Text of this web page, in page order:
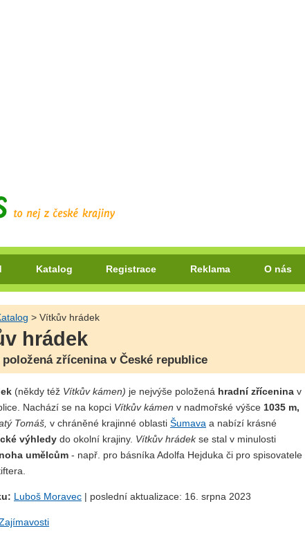
Katalog Registrace Reklama O nás
> Vítkův hrádek
hrádek
položená zřícenina v České republice
(někdy též Vítkův kámen) je nejvýše položená hradní zřícenina v
Nachází se na kopci Vítkův kámen v nadmořské výšce 1035 m,
Tomáš, v chráněné krajinné oblasti Šumava a nabízí krásné
výhledy do okolní krajiny. Vítkův hrádekse stal v minulosti
umělcům - např. pro básníka Adolfa Hejduka či pro spisovatele
Luboš Moravec | poslední aktualizace: 16. srpna 2023